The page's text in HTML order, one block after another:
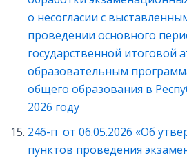
о несогласии с
проведении основного
государственной итоговой
образовательным
общего образования в
2026 году
246-п от 06.05.2026 «Об
пунктов проведения